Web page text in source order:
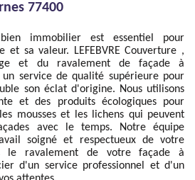
77400
immobilier est essentiel pour
et sa valeur. LEFEBVRE Couverture ,
et du ravalement de façade à
un service de qualité supérieure pour
son éclat d'origine. Nous utilisons
et des produits écologiques pour
mousses et les lichens qui peuvent
avec le temps. Notre équipe
soigné et respectueux de votre
le ravalement de votre façade à
d'un service professionnel et d'un